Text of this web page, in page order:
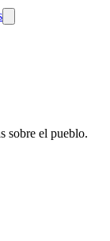
sobre el pueblo.